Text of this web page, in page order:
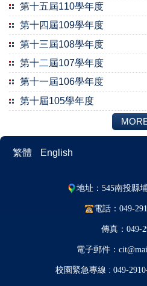
第十五屆110學年度
第十四屆109學年度
第十三屆108學年度
第十二屆107學年度
第十一屆106學年度
第十屆105學年度
繁體 English
地址：545南投縣
電話：049-
傳真：049-
電子郵件：
校園緊急專線 : 049-